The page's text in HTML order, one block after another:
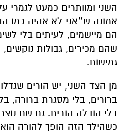
השני ומוותרים כמעט לגמרי
הם מיישמים, לעיתים בלי
שהם מכירים, גבולות
גמישות.
מן הצד השני, יש הורים
ברורים, בלי מסגרת ברורה,
בלי הובלה הורית. גם שם
כשהילד הזה הופך להורה